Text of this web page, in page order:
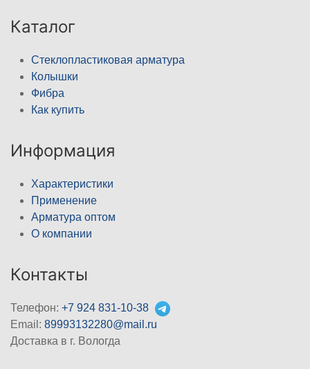
Каталог
Стеклопластиковая арматура
Колышки
Фибра
Как купить
Информация
Характеристики
Применение
Арматура оптом
О компании
Контакты
Телефон: +7 924 831-10-38
Email: 89993132280@mail.ru
Доставка в г. Вологда